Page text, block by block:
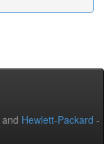
and Hewlett-Packard -